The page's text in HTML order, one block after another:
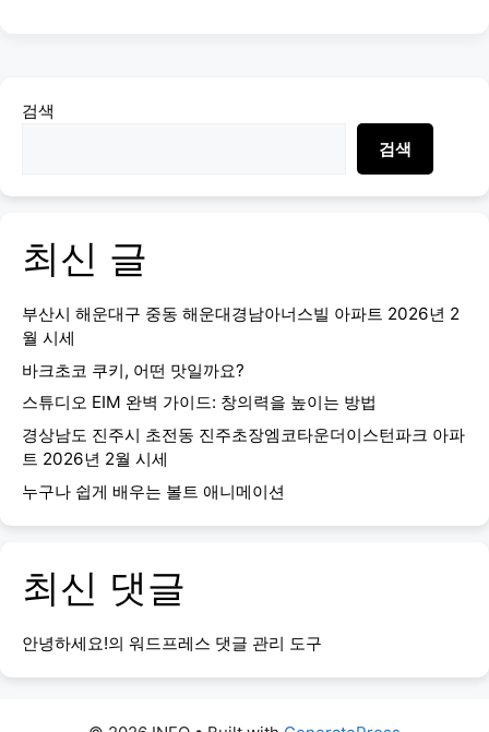
검색
검색
최신 글
부산시 해운대구 중동 해운대경남아너스빌 아파트 2026년 2
월 시세
바크초코 쿠키, 어떤 맛일까요?
스튜디오 EIM 완벽 가이드: 창의력을 높이는 방법
경상남도 진주시 초전동 진주초장엠코타운더이스턴파크 아파
트 2026년 2월 시세
누구나 쉽게 배우는 볼트 애니메이션
최신 댓글
안녕하세요!의 워드프레스 댓글 관리 도구